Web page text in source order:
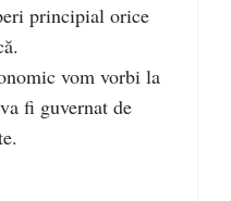
principial orice
vom vorbi la
fi guvernat de